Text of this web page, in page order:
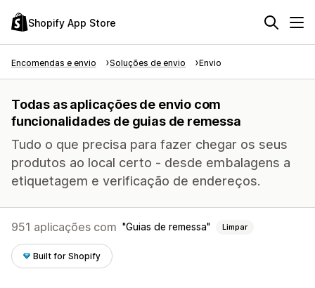
Shopify App Store
Encomendas e envio Soluções de envio Envio
Todas as aplicações de envio com
funcionalidades de guias de remessa
Tudo o que precisa para fazer chegar os seus
produtos ao local certo - desde embalagens a
etiquetagem e verificação de endereços.
951 aplicações com Guias de remessa Limpar
Built for Shopify